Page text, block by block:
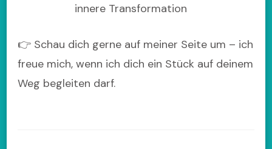
innere Transformation
👉 Schau dich gerne auf meiner Seite um – ich
freue mich, wenn ich dich ein Stück auf deinem
Weg begleiten darf.